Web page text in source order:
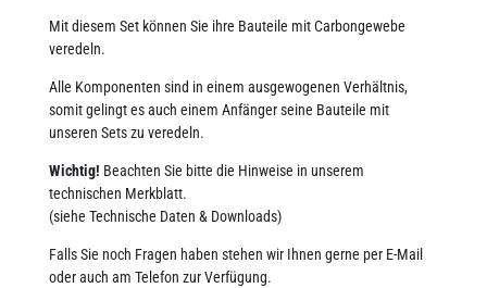
Mit diesem Set können Sie ihre Bauteile mit Carbongewebe
veredeln.
Alle Komponenten sind in einem ausgewogenen Verhältnis,
somit gelingt es auch einem Anfänger seine Bauteile mit
unseren Sets zu veredeln.
Wichtig! Beachten Sie bitte die Hinweise in unserem
technischen Merkblatt.
(siehe Technische Daten & Downloads)
Falls Sie noch Fragen haben stehen wir Ihnen gerne per E-Mail
oder auch am Telefon zur Verfügung.